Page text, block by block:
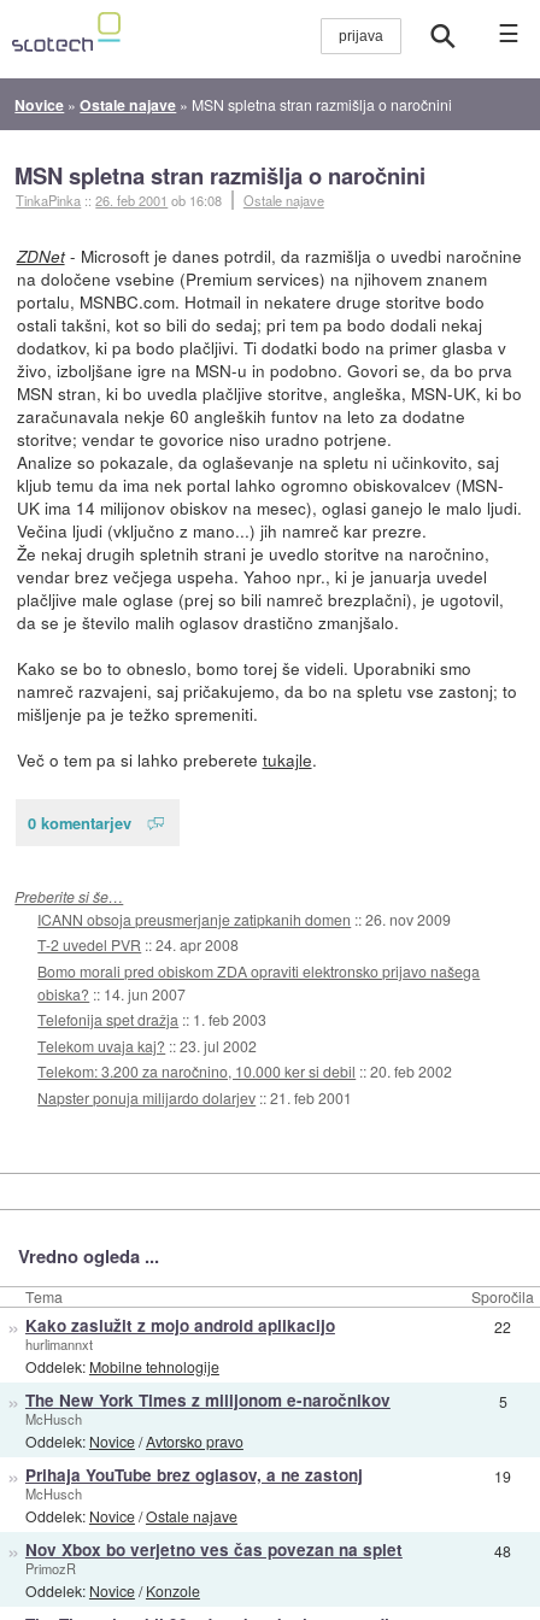
☰
Novice »Ostale najave » MSN spletna stran razmišlja o naročnini
MSN spletna stran razmišlja o naročnini
TinkaPinka ::26. feb 2001 ob 16:08 Ostale najave
ZDNet- Microsoft je danes potrdil, da razmišlja o uvedbi naročnine
na določene vsebine (Premium services) na njihovem znanem
portalu, MSNBC.com. Hotmail in nekatere druge storitve bodo
ostali takšni, kot so bili do sedaj; pri tem pa bodo dodali nekaj
dodatkov, ki pa bodo plačljivi. Ti dodatki bodo na primer glasba v
živo, izboljšane igre na MSN-u in podobno. Govori se, da bo prva
MSN stran, ki bo uvedla plačljive storitve, angleška, MSN-UK, ki bo
zaračunavala nekje 60 angleških funtov na leto za dodatne
storitve; vendar te govorice niso uradno potrjene.
Analize so pokazale, da oglaševanje na spletu ni učinkovito, saj
kljub temu da ima nek portal lahko ogromno obiskovalcev (MSN-
UK ima 14 milijonov obiskov na mesec), oglasi ganejo le malo ljudi.
Večina ljudi (vključno z mano...) jih namreč kar prezre.
Že nekaj drugih spletnih strani je uvedlo storitve na naročnino,
vendar brez večjega uspeha. Yahoo npr., ki je januarja uvedel
plačljive male oglase (prej so bili namreč brezplačni), je ugotovil,
da se je število malih oglasov drastično zmanjšalo.
Kako se bo to obneslo, bomo torej še videli. Uporabniki smo
namreč razvajeni, saj pričakujemo, da bo na spletu vse zastonj; to
mišljenje pa je težko spremeniti.
Več o tem pa si lahko preberete tukajle.
0 komentarjev
Preberite si še…
ICANN obsoja preusmerjanje zatipkanih domen ::26. nov 2009
T-2 uvedel PVR ::24. apr 2008
Bomo morali pred obiskom ZDA opraviti elektronsko prijavo našega
obiska? :: 14. jun 2007
Telefonija spet dražja :: 1. feb 2003
Telekom uvaja kaj? ::23. jul 2002
Telekom: 3.200 za naročnino, 10.000 ker si debil ::20. feb 2002
Napster ponuja milijardo dolarjev ::21. feb 2001
Vredno ogleda ...
Tema Sporočila
» Kako zaslužit z mojo android aplikacijo
hurlimannxt
Oddelek: Mobilne tehnologije
22
» The New York Times z milijonom e-naročnikov
McHusch
Oddelek: Novice/Avtorsko pravo
5
» Prihaja YouTube brez oglasov, a ne zastonj
McHusch
Oddelek: Novice/Ostale najave
19
» Nov Xbox bo verjetno ves čas povezan na splet
PrimozR
Oddelek: Novice/Konzole
48